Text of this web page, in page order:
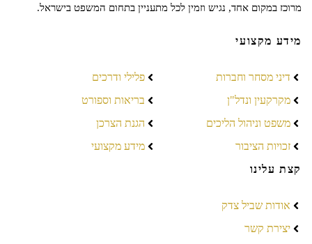
מרוכז במקום אחד, נגיש וזמין לכל מתעניין בתחום המשפט בישראל.
מידע מקצועי
דיני מסחר וחברות
מקרקעין ונדל"ן
משפט וניהול הליכים
זכויות הציבור
פלילי ודרכים
בריאות וספורט
הגנת הצרכן
מידע מקצועי
קצת עלינו
אודות שביל צדק
יצירת קשר